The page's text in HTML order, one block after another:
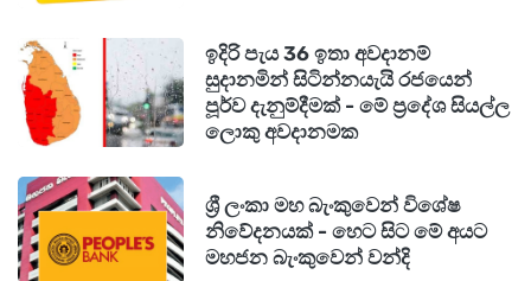
ඉදිරි පැය 36 ඉතා අවදානම්
සුදානමින් සිටින්නයැයි රජයෙන්
පූර්ව දැනුම්දීමක් - මේ ප්‍රදේශ සියල්ල
ලොකු අවදානමක
ශ්‍රී ලංකා මහ බැංකුවෙන් විශේෂ
නිවේදනයක් - හෙට සිට මේ අයට
මහජන බැංකුවෙන් වන්දි